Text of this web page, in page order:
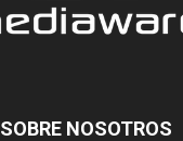
SOBRE NOSOTROS